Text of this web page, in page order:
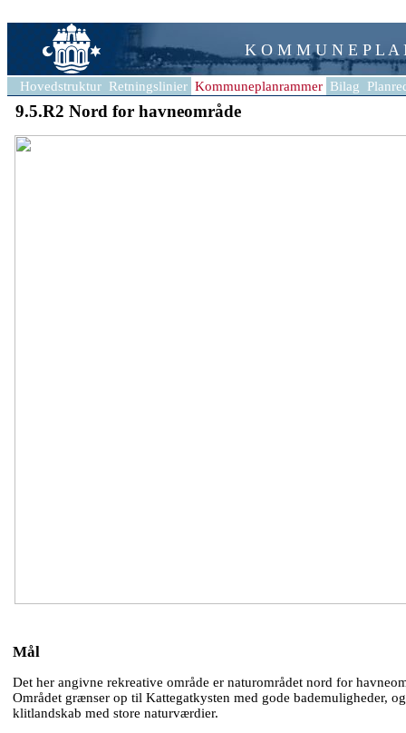
K O M M U N E P L A
Hovedstruktur Retningslinier Kommuneplanrammer Bilag
9.5.R2 Nord for havneområde
Mål
Det her angivne rekreative område er naturområdet nord for
Området grænser op til Kattegatkysten med gode bademuligheder,
klitlandskab med store naturværdier.